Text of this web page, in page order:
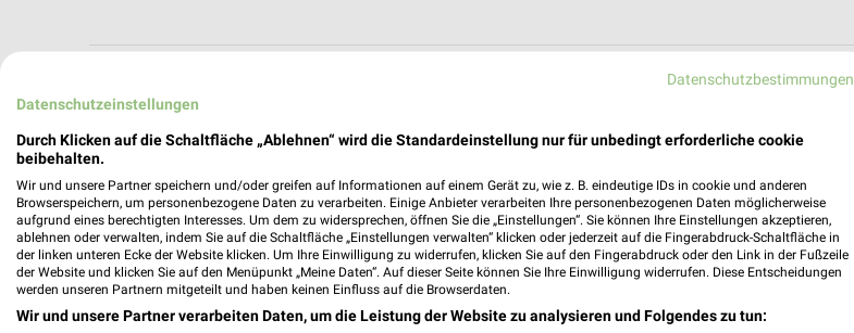
Weitere Kölle Zoo Geschäfte mit Angeboten in und um Erlangen
1 Ergebnisse Ort mit Angeboten
Kölle Zoo Angebote in Würzburg
Würzburg, Deutschland
383,30 km
Datenschutzbestimmungen
Datenschutzeinstellungen
Durch Klicken auf die Schaltfläche „Ablehnen“ wird die Standardeinstellung nur für unbedingt erforderliche cookie
beibehalten.
Wir und unsere Partner speichern und/oder greifen auf Informationen auf einem Gerät zu, wie z. B. eindeutige IDs in cookie und anderen
Browserspeichern, um personenbezogene Daten zu verarbeiten. Einige Anbieter verarbeiten Ihre personenbezogenen Daten möglicherweise
aufgrund eines berechtigten Interesses. Um dem zu widersprechen, öffnen Sie die „Einstellungen“. Sie können Ihre Einstellungen akzeptieren,
ablehnen oder verwalten, indem Sie auf die Schaltfläche „Einstellungen verwalten“ klicken oder jederzeit auf die Fingerabdruck-Schaltfläche in
der linken unteren Ecke der Website klicken. Um Ihre Einwilligung zu widerrufen, klicken Sie auf den Fingerabdruck oder den Link in der Fußzeile
der Website und klicken Sie auf den Menüpunkt „Meine Daten“. Auf dieser Seite können Sie Ihre Einwilligung widerrufen. Diese Entscheidungen
werden unseren Partnern mitgeteilt und haben keinen Einfluss auf die Browserdaten.
Wir und unsere Partner verarbeiten Daten, um die Leistung der Website zu analysieren und Folgendes zu tun: